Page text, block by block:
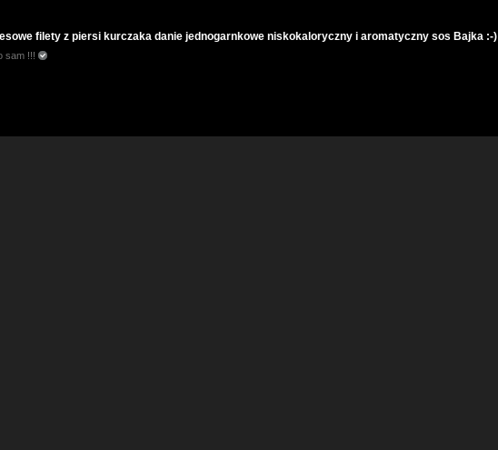
filety z piersi kurczaka danie jednogarnkowe niskokaloryczny i aromatyczny sos Bajka :-)
sam !!!